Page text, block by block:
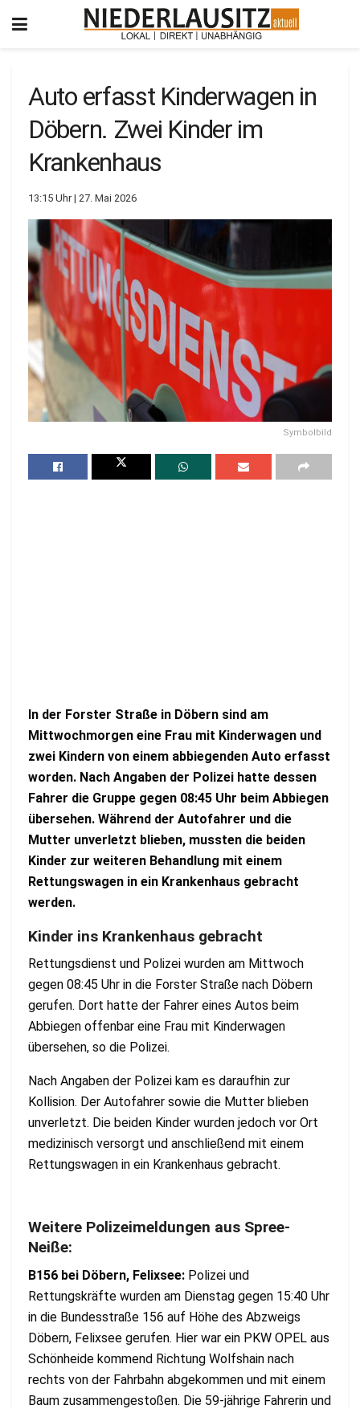
Auto erfasst Kinderwagen in
Döbern. Zwei Kinder im
Krankenhaus
13:15 Uhr | 27. Mai 2026
Symbolbild
In der Forster Straße in Döbern sind am
Mittwochmorgen eine Frau mit Kinderwagen und
zwei Kindern von einem abbiegenden Auto erfasst
worden. Nach Angaben der Polizei hatte dessen
Fahrer die Gruppe gegen 08:45 Uhr beim Abbiegen
übersehen. Während der Autofahrer und die
Mutter unverletzt blieben, mussten die beiden
Kinder zur weiteren Behandlung mit einem
Rettungswagen in ein Krankenhaus gebracht
werden.
Kinder ins Krankenhaus gebracht
Rettungsdienst und Polizei wurden am Mittwoch
gegen 08:45 Uhr in die Forster Straße nach Döbern
gerufen. Dort hatte der Fahrer eines Autos beim
Abbiegen offenbar eine Frau mit Kinderwagen
übersehen, so die Polizei.
Nach Angaben der Polizei kam es daraufhin zur
Kollision. Der Autofahrer sowie die Mutter blieben
unverletzt. Die beiden Kinder wurden jedoch vor Ort
medizinisch versorgt und anschließend mit einem
Rettungswagen in ein Krankenhaus gebracht.
Weitere Polizeimeldungen aus Spree-
Neiße:
B156 bei Döbern, Felixsee: Polizei und
Rettungskräfte wurden am Dienstag gegen 15:40 Uhr
in die Bundesstraße 156 auf Höhe des Abzweigs
Döbern, Felixsee gerufen. Hier war ein PKW OPEL aus
Schönheide kommend Richtung Wolfshain nach
rechts von der Fahrbahn abgekommen und mit einem
Baum zusammengestoßen. Die 59-jährige Fahrerin und